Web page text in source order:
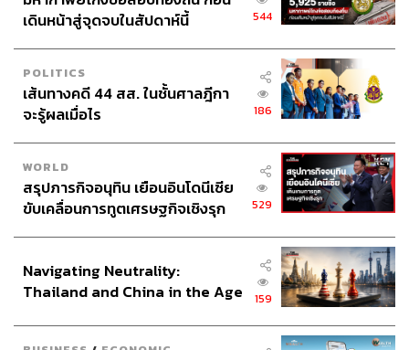
เดินหน้าสู่จุดจบในสัปดาห์นี้
544
POLITICS
เส้นทางคดี 44 สส. ในชั้นศาลฎีกา
จะรู้ผลเมื่อไร
186
WORLD
สรุปภารกิจอนุทิน เยือนอินโดนีเซีย
ขับเคลื่อนการทูตเศรษฐกิจเชิงรุก
529
Navigating Neutrality:
Thailand and China in the Age
159